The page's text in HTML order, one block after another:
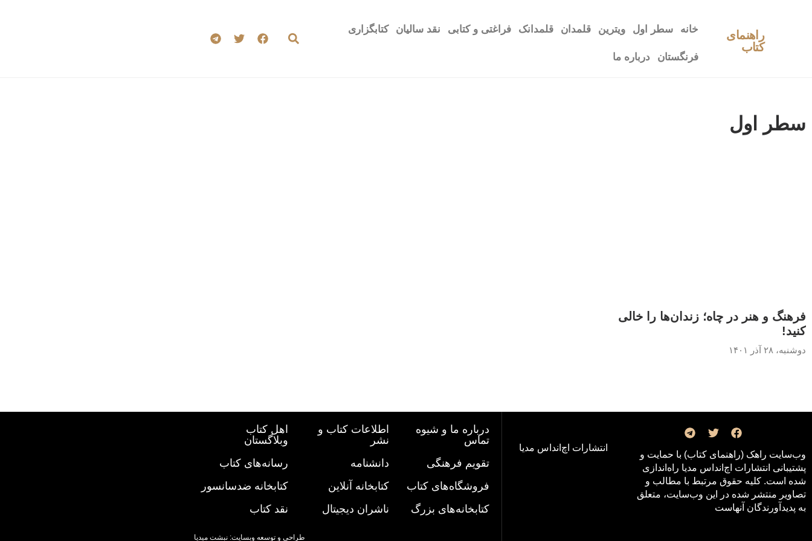
راهنمای
کتاب
خانه سطر اول ویترین قلمدان قلمدانک فراغتی و کتابی نقد سالیان کتابگزاری
فرنگستان درباره ما
سطر اول
فرهنگ و هنر در چاه؛ زندان‌ها را خالی
کنید!
دوشنبه، ۲۸ آذر ۱۴۰۱
وب‌سایت راهک (راهنمای کتاب) با حمایت و
پشتیبانی انتشارات اچ‌اند‌اس مدیا راه‌اندازی
شده است. کلیه حقوق مرتبط با مطالب و
تصاویر منتشر شده در این وب‌سایت، متعلق
به پدیدآورندگان آنهاست
انتشارات اچ‌اند‌اس مدیا
درباره ما و شیوه
تماس
تقویم فرهنگی
فروشگاه‌های کتاب
کتابخانه‌های بزرگ
اطلاعات کتاب و
نشر
دانشنامه
کتابخانه آنلاین
ناشران دیجیتال
اهل کتاب
وبلاگستان
رسانه‌های کتاب
کتابخانه ضدسانسور
نقد کتاب
طراحی و توسعه وبسایت: نبشت میدیا